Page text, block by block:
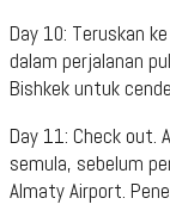
Day 10: Teruskan
dalam perjalanan
Bishkek untuk
Day 11: Check out.
semula, sebelum
Almaty Airport.